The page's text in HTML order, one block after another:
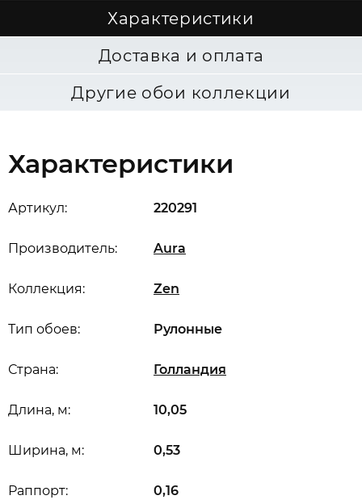
Характеристики
Доставка и оплата
Другие обои коллекции
Характеристики
Артикул: 220291
Производитель: Aura
Коллекция: Zen
Длина, м: 10,05
Ширина, м: 0,53
Раппорт: 0,16
Страна: Голландия
Тип обоев: Рулонные